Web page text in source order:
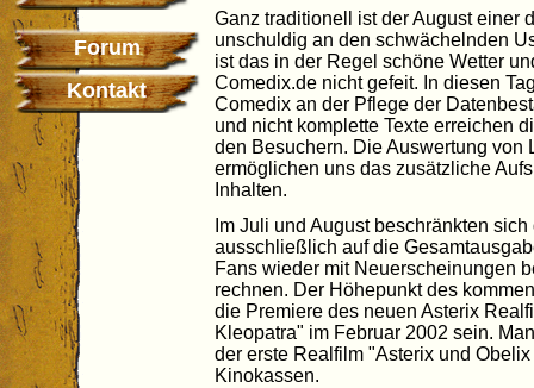
Forum
Kontakt
Ganz traditionell ist der August einer
unschuldig an den schwächelnden
ist das in der Regel schöne Wetter
Comedix.de nicht gefeit. In diesen
Comedix an der Pflege der
und nicht komplette Texte erreichen
den Besuchern. Die Auswertung von
ermöglichen uns das zusätzliche
Inhalten.
Im Juli und August beschränkten
ausschließlich auf die
Fans wieder mit Neuerscheinungen
rechnen. Der Höhepunkt des
die Premiere des neuen Asterix
Kleopatra" im Februar 2002 sein.
der erste Realfilm "Asterix und
Kinokassen.